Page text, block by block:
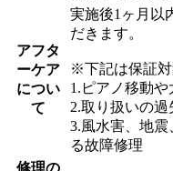
アフタ
ーケア
につい
て
実施後1ヶ月以
だきます。
※下記は保証対
1.ピアノ移動
2.取り扱いの
3.風水害、地
る故障修理
修理の